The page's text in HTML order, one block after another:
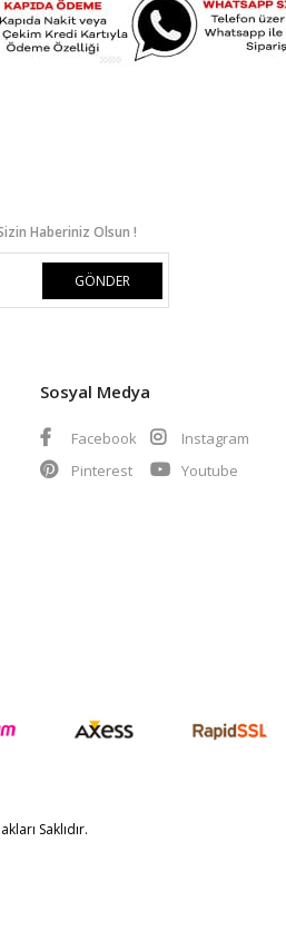
Haberiniz Olsun !
GÖNDER
Sosyal Medya
Facebook
Instagram
Pinterest
Youtube
Saklıdır.